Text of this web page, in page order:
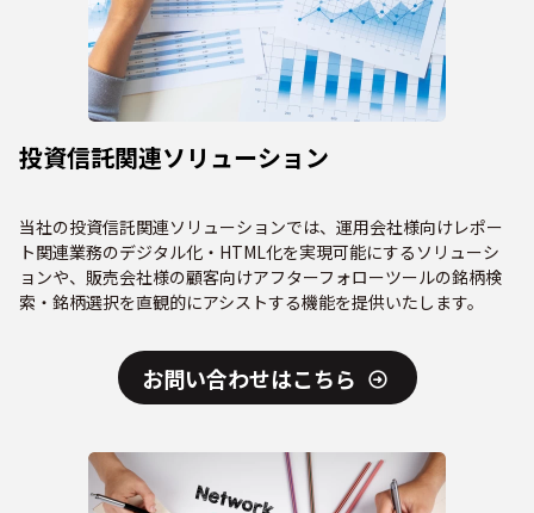
投資信託関連ソリューション
当社の投資信託関連ソリューションでは、運用会社様向けレポー
ト関連業務のデジタル化・HTML化を実現可能にするソリューシ
ョンや、販売会社様の顧客向けアフターフォローツールの銘柄検
索・銘柄選択を直観的にアシストする機能を提供いたします。
お問い合わせはこちら